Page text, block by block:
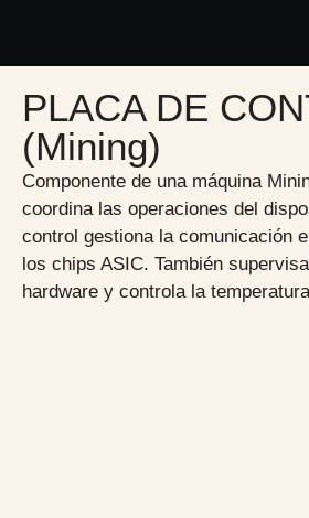
PLACA DE
(Mining)
Componente de una máquina
coordina las operaciones del
control gestiona la comunicación
los chips ASIC. También
hardware y controla la